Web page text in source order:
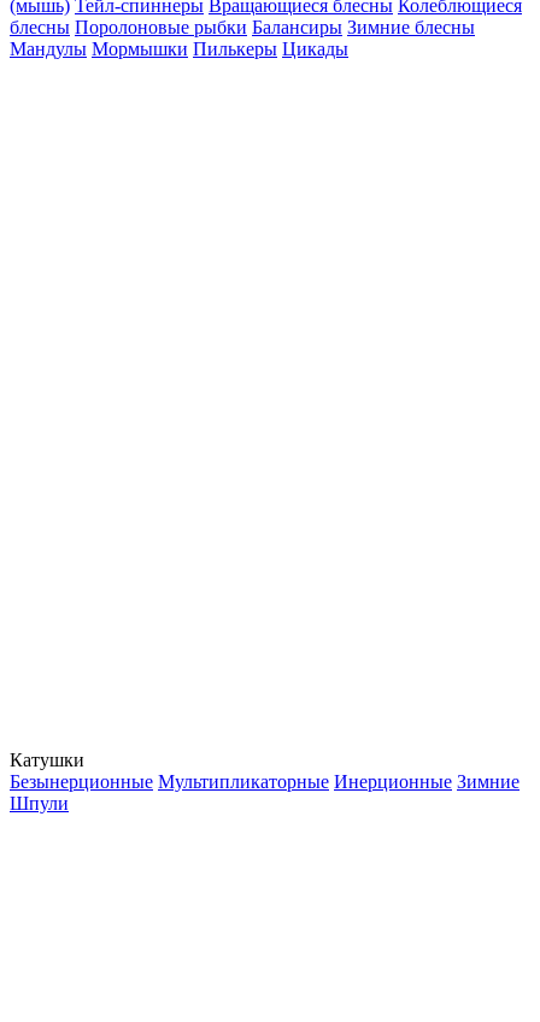
(мышь) Тейл-спиннеры Вращающиеся блесны Колеблющиеся
блесны Поролоновые рыбки Балансиры Зимние блесны
Мандулы Мормышки Пилькеры Цикады
Катушки
Безынерционные Мультипликаторные Инерционные Зимние
Шпули